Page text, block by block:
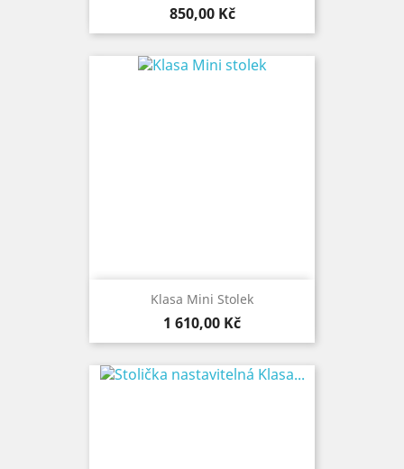
Cena
850,00 Kč
Klasa Mini Stolek
Cena
1 610,00 Kč